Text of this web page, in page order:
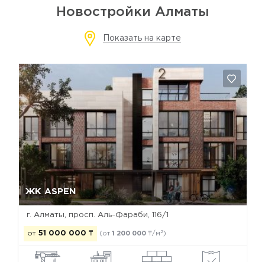
Новостройки Алматы
Показать на карте
ЖК ASPEN
г. Алматы, просп. Аль-Фараби, 116/1
от 51 000 000 ₸ (от 1 200 000 ₸/м 2)
Отмена